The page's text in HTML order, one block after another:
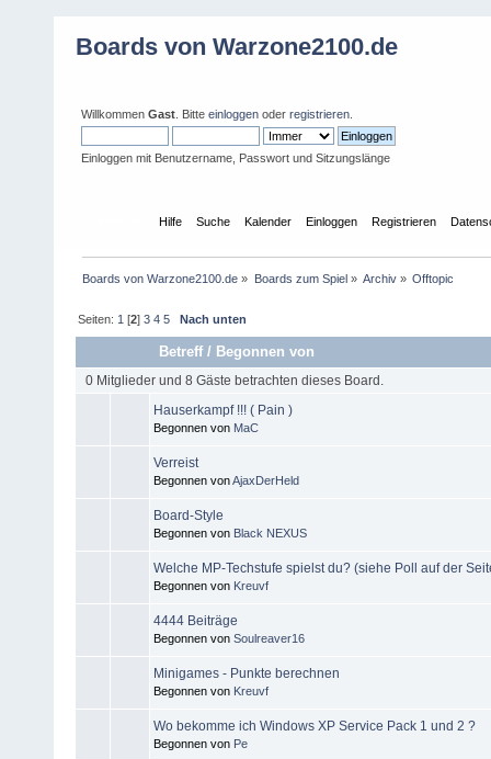
Boards von Warzone2100.de
Willkommen Gast . Bitte einloggen oder registrieren
Einloggen mit Benutzername, Passwort und Sitzungslänge
Hilfe Suche Kalender Einloggen Registrieren
Boards von Warzone2100.de » Boards zum Spiel» Archiv» Offtopic
Seiten: 1 [2]3 4 5 Nach unten
Betreff/ Begonnen von
0 Mitglieder und 8 Gäste betrachten dieses Board.
Hauserkampf !!! ( Pain )
Begonnen von MaC
Verreist
Begonnen vonAjaxDerHeld
Board-Style
Begonnen von Black NEXUS
Welche MP-Techstufe spielst du? (siehe Poll auf der
Begonnen von Kreuvf
4444 Beiträge
Begonnen von Soulreaver16
Minigames - Punkte berechnen
Begonnen von Kreuvf
Wo bekomme ich Windows XP Service Pack 1 und 2 ?
Begonnen von Pe